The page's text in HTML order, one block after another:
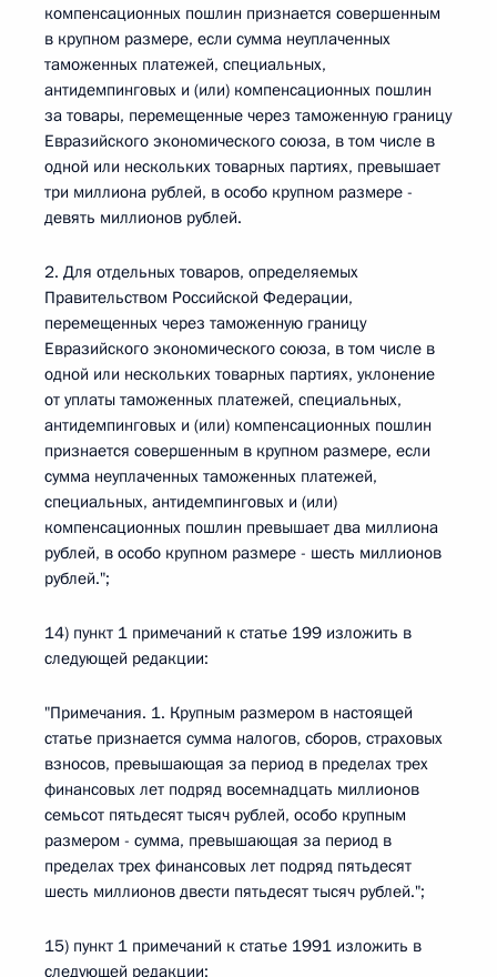
компенсационных пошлин признается совершенным
в крупном размере, если сумма неуплаченных
таможенных платежей, специальных,
антидемпинговых и (или) компенсационных пошлин
за товары, перемещенные через таможенную границу
Евразийского экономического союза, в том числе в
одной или нескольких товарных партиях, превышает
три миллиона рублей, в особо крупном размере -
девять миллионов рублей.
2. Для отдельных товаров, определяемых
Правительством Российской Федерации,
перемещенных через таможенную границу
Евразийского экономического союза, в том числе в
одной или нескольких товарных партиях, уклонение
от уплаты таможенных платежей, специальных,
антидемпинговых и (или) компенсационных пошлин
признается совершенным в крупном размере, если
сумма неуплаченных таможенных платежей,
специальных, антидемпинговых и (или)
компенсационных пошлин превышает два миллиона
рублей, в особо крупном размере - шесть миллионов
рублей.";
14) пункт 1 примечаний к статье 199 изложить в
следующей редакции:
"Примечания. 1. Крупным размером в настоящей
статье признается сумма налогов, сборов, страховых
взносов, превышающая за период в пределах трех
финансовых лет подряд восемнадцать миллионов
семьсот пятьдесят тысяч рублей, особо крупным
размером - сумма, превышающая за период в
пределах трех финансовых лет подряд пятьдесят
шесть миллионов двести пятьдесят тысяч рублей.";
15) пункт 1 примечаний к статье 1991 изложить в
следующей редакции: